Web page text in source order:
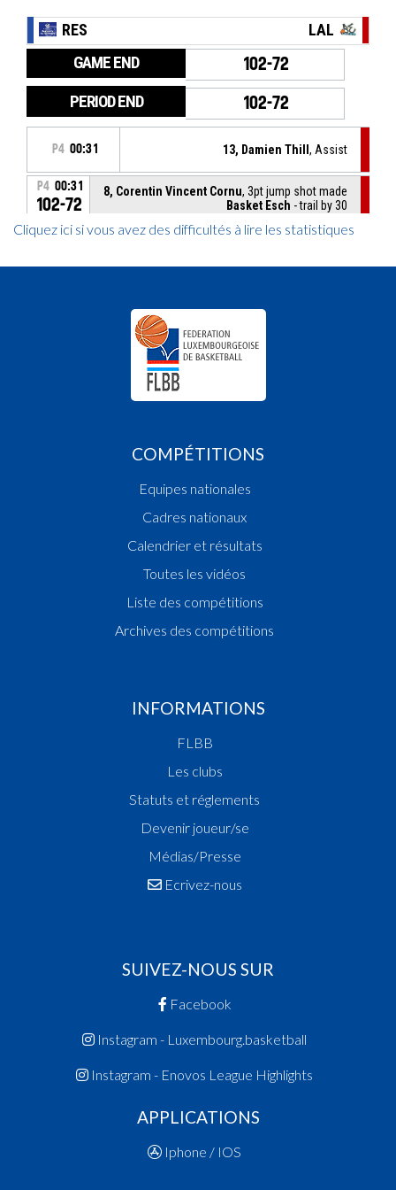
Cliquez ici si vous avez des difficultés à lire les statistiques
COMPÉTITIONS
Equipes nationales
Cadres nationaux
Calendrier et résultats
Toutes les vidéos
Liste des compétitions
Archives des compétitions
INFORMATIONS
FLBB
Les clubs
Statuts et réglements
Devenir joueur/se
Médias/Presse
Ecrivez-nous
SUIVEZ-NOUS SUR
Facebook
Instagram - Luxembourg.basketball
Instagram - Enovos League Highlights
APPLICATIONS
Iphone / IOS